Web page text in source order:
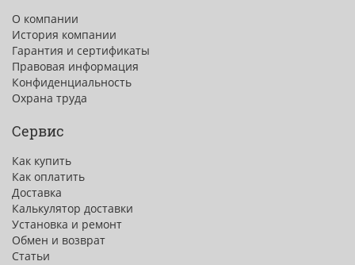
О компании
История компании
Гарантия и сертификаты
Правовая информация
Конфиденциальность
Охрана труда
Сервис
Как купить
Как оплатить
Доставка
Калькулятор доставки
Установка и ремонт
Обмен и возврат
Статьи